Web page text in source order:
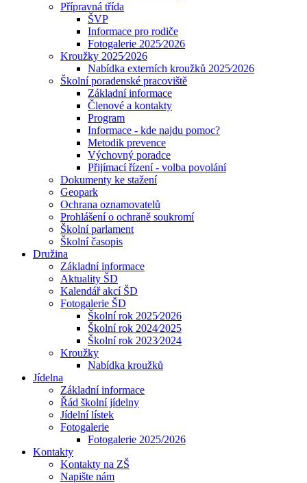
Přípravná třída
ŠVP
Informace pro rodiče
Fotogalerie 2025⁄2026
Kroužky 2025⁄2026
Nabídka externích kroužků 2025⁄2026
Školní poradenské pracoviště
Základní informace
Členové a kontakty
Program
Informace - kde najdu pomoc?
Metodik prevence
Výchovný poradce
Přijímací řízení - volba povolání
Dokumenty ke stažení
Geopark
Ochrana oznamovatelů
Prohlášení o ochraně soukromí
Školní parlament
Školní časopis
Družina
Základní informace
Aktuality ŠD
Kalendář akcí ŠD
Fotogalerie ŠD
Školní rok 2025⁄2026
Školní rok 2024⁄2025
Školní rok 2023⁄2024
Kroužky
Nabídka kroužků
Jídelna
Základní informace
Řád školní jídelny
Jídelní lístek
Fotogalerie
Fotogalerie 2025/2026
Kontakty
Kontakty na ZŠ
Napište nám